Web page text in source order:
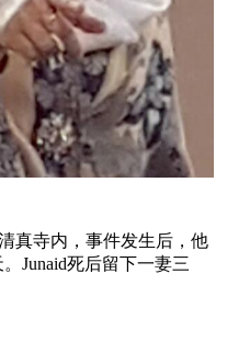
真寺内，事件发生后，他
Junaid死后留下一妻三